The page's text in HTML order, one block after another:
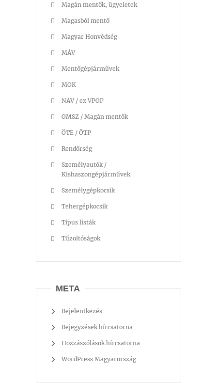
Magán mentők, ügyeletek
Magasból mentő
Magyar Honvédség
MÁV
Mentőgépjárművek
MOK
NAV / ex VPOP
OMSZ / Magán mentők
ÖTE / ÖTP
Rendőrség
Személyautók /
Kishaszongépjárművek
Személygépkocsik
Tehergépkocsik
Típus listák
Tűzoltóságok
META
Bejelentkezés
Bejegyzések hírcsatorna
Hozzászólások hírcsatorna
WordPress Magyarország